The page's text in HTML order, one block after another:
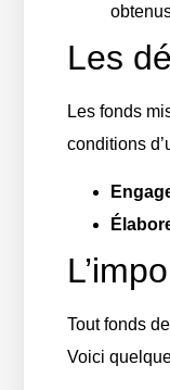
Les
Les fonds
conditions
Tout fonds
Voici